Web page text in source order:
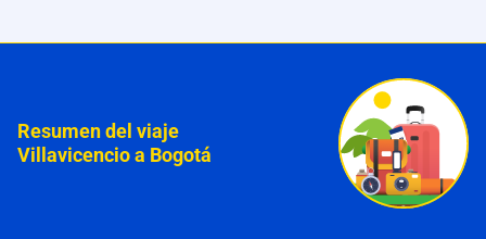
Resumen del viaje
Villavicencio a Bogotá